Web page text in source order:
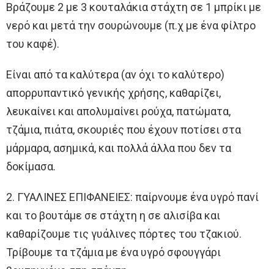
Βράζουμε 2 με 3 κουταλάκια στάχτη σε 1 μπρίκι με
νερό και μετά την σουρώνουμε (π.χ με ένα φίλτρο
του καφέ).
Είναι από τα καλύτερα (αν όχι το καλύτερο)
απορρυπαντικό γενικής χρήσης, καθαρίζει,
λευκαίνει και απολυμαίνει ρούχα, πατώματα,
τζάμια, πιάτα, σκουριές που έχουν ποτίσει στα
μάρμαρα, ασημικά, και πολλά άλλα που δεν τα
δοκίμασα.
2. ΓΥΑΛΙΝΕΣ ΕΠΙΦΑΝΕΙΕΣ: παίρνουμε ένα υγρό πανί
και το βουτάμε σε στάχτη η σε αλισίβα και
καθαρίζουμε τις γυάλινες πόρτες του τζακιού.
Τρίβουμε τα τζάμια με ένα υγρό σφουγγάρι